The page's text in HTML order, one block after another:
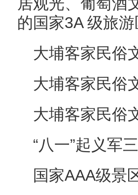
的国家3A 级旅游
大埔客家民俗
大埔客家民俗
大埔客家民俗
“八一”起义军
国家AAA级景